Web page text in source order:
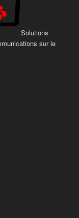
Solutions
sur le